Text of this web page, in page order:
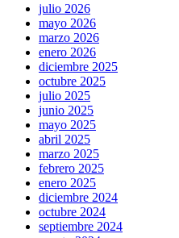
julio 2026
mayo 2026
marzo 2026
enero 2026
diciembre 2025
octubre 2025
julio 2025
junio 2025
mayo 2025
abril 2025
marzo 2025
febrero 2025
enero 2025
diciembre 2024
octubre 2024
septiembre 2024